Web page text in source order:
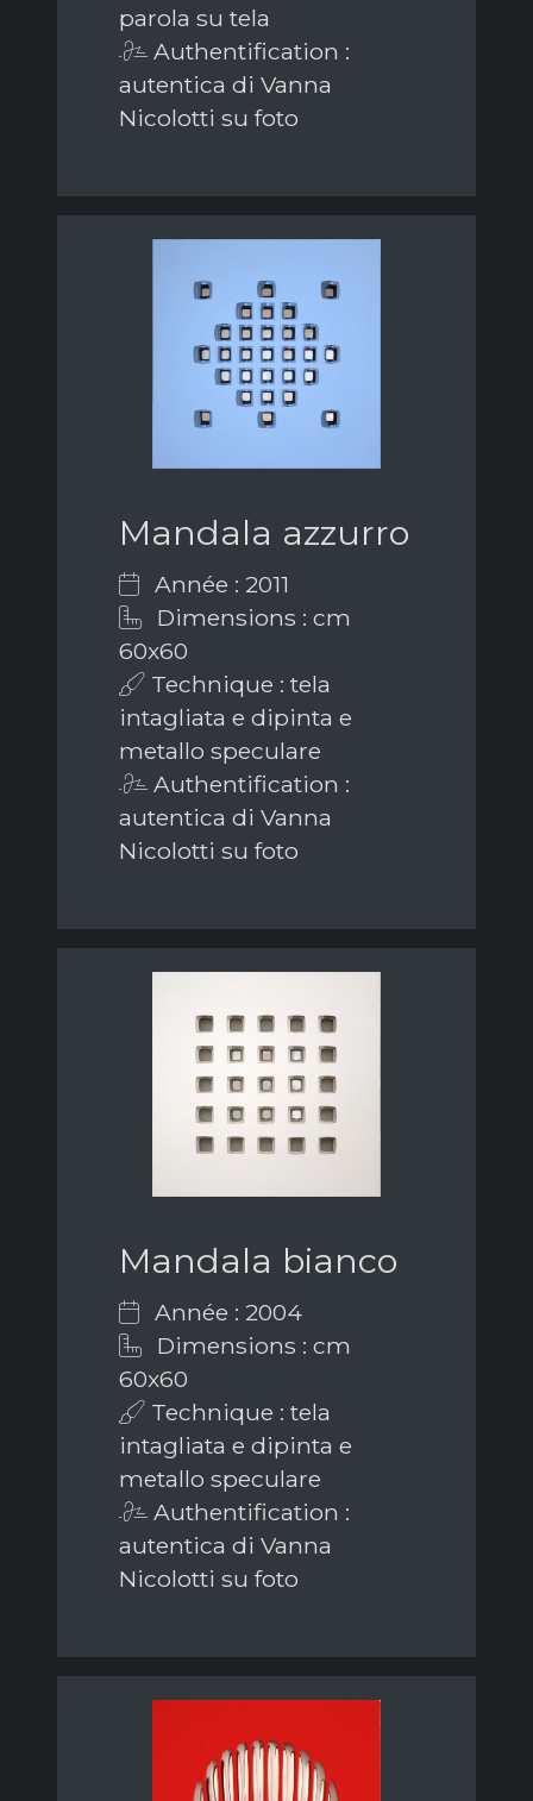
parola su tela
Authentification :
autentica di Vanna
Nicolotti su foto
Mandala azzurro
Année : 2011
Dimensions : cm
60x60
Technique : tela
intagliata e dipinta e
metallo speculare
Authentification :
autentica di Vanna
Nicolotti su foto
Mandala bianco
Année : 2004
Dimensions : cm
60x60
Technique : tela
intagliata e dipinta e
metallo speculare
Authentification :
autentica di Vanna
Nicolotti su foto